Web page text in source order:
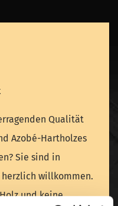
Qualität
Azobé-Hartholzes
Sie sind in
willkommen.
und keine